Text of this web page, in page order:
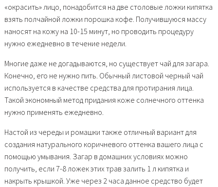
«окрасить» лицо, понадобится на две столовые ложки кипятка
взять полчайной ложки порошка кофе. Получившуюся массу
наносят на кожу на 10-15 минут, но проводить процедуру
нужно ежедневно в течение недели.
Многие даже не догадываются, но существует чай для загара.
Конечно, его не нужно пить. Обычный листовой черный чай
используется в качестве средства для протирания лица.
Такой экономный метод придания коже солнечного оттенка
нужно применять ежедневно.
Настой из череды и ромашки также отличный вариант для
создания натурального коричневого оттенка вашего лица с
помощью умывания. Загар в домашних условиях можно
получить, если 7-8 ложек этих трав залить 1 л кипятка и
накрыть крышкой. Уже через 2 часа данное средство будет